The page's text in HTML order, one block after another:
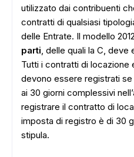
utilizzato dai contribuenti
contratti di qualsiasi
delle Entrate. Il modello 2012
parti, delle quali la C, deve
Tutti i contratti di locazione
devono essere registrati
ai 30 giorni complessivi
registrare il contratto di
imposta di registro è di 30
stipula.